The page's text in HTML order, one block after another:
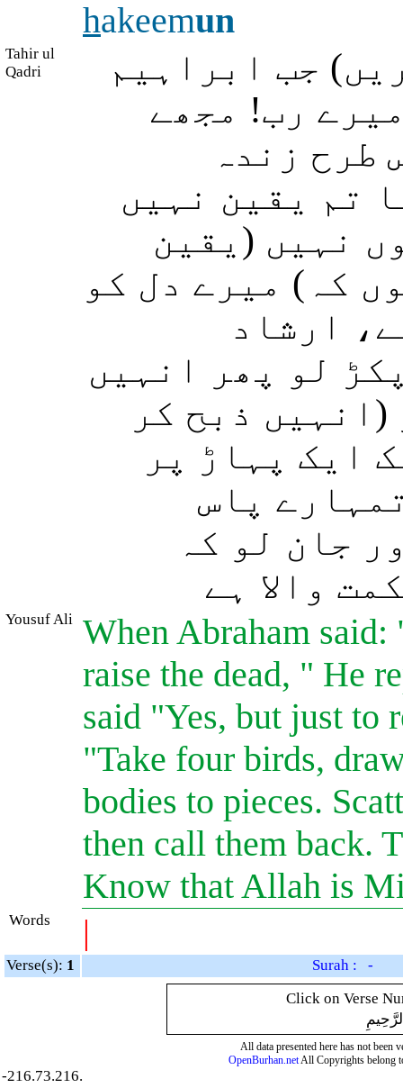
hakeemun
Tahir ul
Qadri
جب ابراہیم
رب! مجھے
طرح زندہ
تم یقین نہیں
نہیں (یقین
کہ) میرے دل کو
ارشاد
لو پھر انہیں
ذبح کر
ایک پہاڑ پر
پاس
جان لو کہ
والا ہے
Yousuf Ali When Abraham
raise the dead, " He
said "Yes, but just to
"Take four birds,
bodies to pieces.
then call them back.
Know that Allah is
Words |
Verse(s): 1
Surah : -
Click on Verse
All data presented here has not been
OpenBurhan.netAll Copyrights belong
-216.73.216.